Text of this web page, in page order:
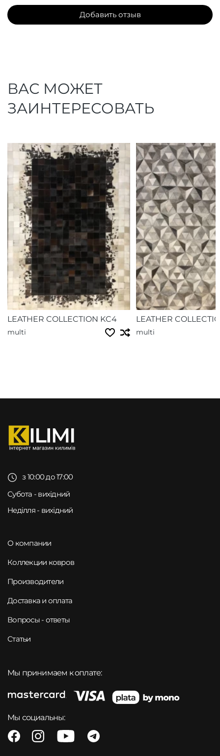
Добавить отзыв
ВАС МОЖЕТ
ЗАИНТЕРЕСОВАТЬ
LEATHER COLLECTION KC4
multi
LEATHER
multi
з 10:00 до 17:00
Субота - вихідний
Неділля - вихідний
О компании
Коллекции ковров
Производители
Доставка и оплата
Вопросы - ответы
Статьи
Мы принимаем к оплате:
Мы социальны: